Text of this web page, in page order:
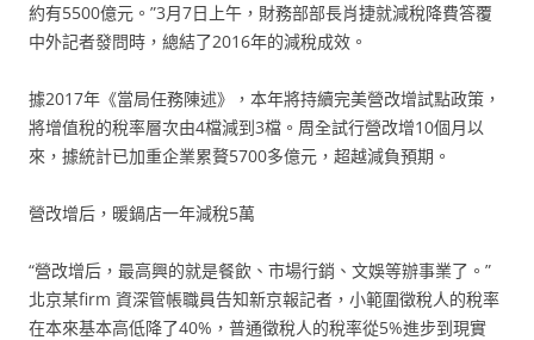
約有5500億元。”3月7日上午，財務部部長肖捷就減稅降費答覆
中外記者發問時，總結了2016年的減稅成效。
據2017年《當局任務陳述》，本年將持續完美營改增試點政策，
將增值稅的稅率層次由4檔減到3檔。周全試行營改增10個月以
來，據統計已加重企業累贅5700多億元，超越減負預期。
營改增后，暖鍋店一年減稅5萬
“營改增后，最高興的就是餐飲、市場行銷、文娛等辦事業了。”
北京某firm 資深管帳職員告知新京報記者，小範圍徵稅人的稅率
在本來基本高低降了40%，普通徵稅人的稅率從5%進步到現實